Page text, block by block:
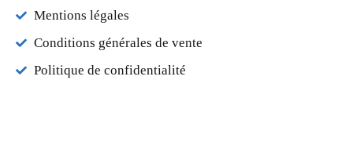
Mentions légales
Conditions générales de vente
Politique de confidentialité